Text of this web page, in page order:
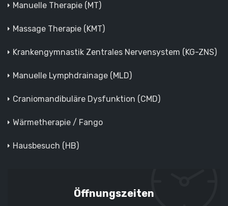
Manuelle Therapie (MT)
Massage Therapie (KMT)
Krankengymnastik Zentrales Nervensystem (KG-ZNS)
Manuelle Lymphdrainage (MLD)
Craniomandibuläre Dysfunktion (CMD)
Wärmetherapie / Fango
Hausbesuch (HB)
Öffnungszeiten